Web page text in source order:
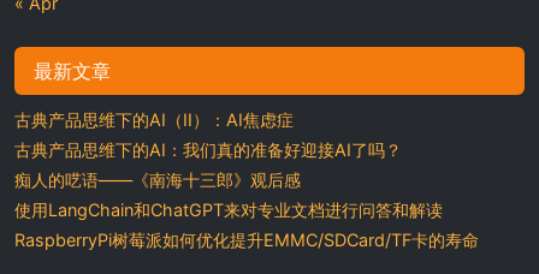
最新文章
古典产品思维下的AI（II）：AI焦虑症
古典产品思维下的AI：我们真的准备好迎接AI了吗？
痴人的呓语——《南海十三郎》观后感
使用LangChain和ChatGPT来对专业文档进行问答和解读
RaspberryPi树莓派如何优化提升EMMC/SDCard/TF卡的寿命